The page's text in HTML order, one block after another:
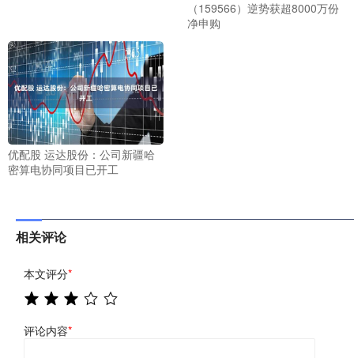
（159566）逆势获超8000万份
净申购
优配股 运达股份：公司新疆哈
密算电协同项目已开工
相关评论
本文评分*
评论内容*